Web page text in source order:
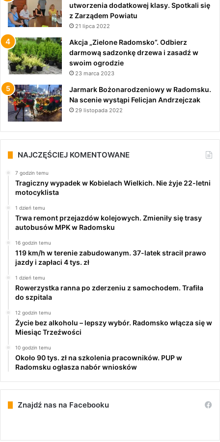
utworzenia dodatkowej klasy. Spotkali się
z Zarządem Powiatu
21 lipca 2022
Akcja „Zielone Radomsko”. Odbierz
darmową sadzonkę drzewa i zasadź w
swoim ogrodzie
23 marca 2023
Jarmark Bożonarodzeniowy w Radomsku.
Na scenie wystąpi Felicjan Andrzejczak
29 listopada 2022
NAJCZĘŚCIEJ KOMENTOWANE
7 godzin temu
Tragiczny wypadek w Kobielach Wielkich. Nie żyje 22-letni
motocyklista
1 dzień temu
Trwa remont przejazdów kolejowych. Zmieniły się trasy
autobusów MPK w Radomsku
16 godzin temu
119 km/h w terenie zabudowanym. 37-latek stracił prawo
jazdy i zapłaci 4 tys. zł
1 dzień temu
Rowerzystka ranna po zderzeniu z samochodem. Trafiła
do szpitala
12 godzin temu
Życie bez alkoholu – lepszy wybór. Radomsko włącza się w
Miesiąc Trzeźwości
10 godzin temu
Około 90 tys. zł na szkolenia pracowników. PUP w
Radomsku ogłasza nabór wniosków
Znajdź nas na Facebooku